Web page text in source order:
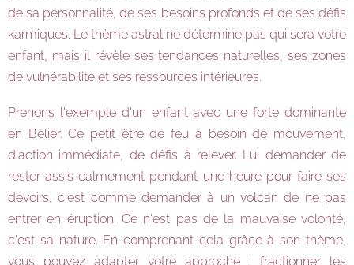
de sa personnalité, de ses besoins profonds et de ses défis
karmiques. Le thème astral ne détermine pas qui sera votre
enfant, mais il révèle ses tendances naturelles, ses zones
de vulnérabilité et ses ressources intérieures.
Prenons l'exemple d'un enfant avec une forte dominante
en Bélier. Ce petit être de feu a besoin de mouvement,
d'action immédiate, de défis à relever. Lui demander de
rester assis calmement pendant une heure pour faire ses
devoirs, c'est comme demander à un volcan de ne pas
entrer en éruption. Ce n'est pas de la mauvaise volonté,
c'est sa nature. En comprenant cela grâce à son thème,
vous pouvez adapter votre approche : fractionner les